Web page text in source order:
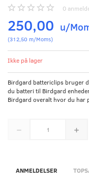
0
250,00 u/
(312,50 m/Moms)
Ikke på lager
Birdgard battericlips bruger
du batteri til Birdgard
Birdgard overalt hvor du har
ANMELDELSER